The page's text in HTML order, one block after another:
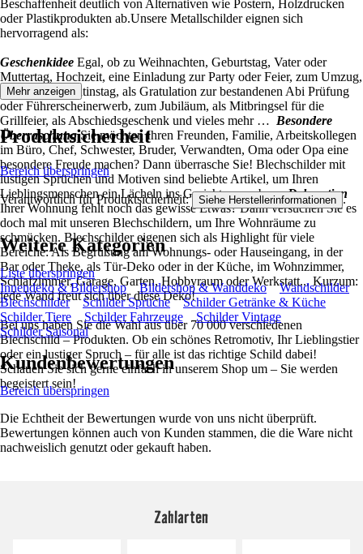
Beschaffenheit deutlich von Alternativen wie Postern, Holzdrucken
oder Plastikprodukten ab.Unsere Metallschilder eignen sich
hervorragend als:
Geschenkidee Egal, ob zu Weihnachten, Geburtstag, Vater oder
Muttertag, Hochzeit, eine Einladung zur Party oder Feier, zum Umzug,
Karneval, Valentinstag, als Gratulation zur bestandenen Abi Prüfung
oder Führerscheinerwerb, zum Jubiläum, als Mitbringsel für die
Grillfeier, als Abschiedsgeschenk und vieles mehr … Besondere
ÜberraschungSie möchten Ihren Freunden, Familie, Arbeitskollegen
im Büro, Chef, Schwester, Bruder, Verwandten, Oma oder Opa eine
besondere Freude machen? Dann überrasche Sie! Blechschilder mit
lustigen Sprüchen und Motiven sind beliebte Artikel, um Ihren
Lieblingsmenschen ein Lächeln ins Gesicht zu zaubern.Dekoration
Ihrer Wohnung fehlt noch das gewisse Etwas? Dann versuchen Sie es
doch mal mit unseren Blechschildern, um Ihre Wohnräume zu
schmücken. Blechschilder eigenen sich als Highlight für viele
Bereiche: Als Begrüßung am Wohnungs- oder Hauseingang, in der
Bar oder Theke, als Tür-Deko oder in der Küche, im Wohnzimmer,
Schlafzimmer, Garage, Garten, Hobbyraum oder Werkstatt... Kurzum:
jede Wand freut sich über diese Deko!
Bei uns haben Sie die Wahl aus über 70 000 verschiedenen
Blechschild – Produkten. Ob ein schönes Retromotiv, Ihr Lieblingstier
oder ein lustiger Spruch – für alle ist das richtige Schild dabei!
Schauen Sie sich gerne einfach in unserem Shop um – Sie werden
begeistert sein!
Mehr anzeigen
Produktsicherheit
Bereich überspringen
Verantwortlich für Produktsicherheit: Siehe Herstellerinformationen .
Weitere Kategorien
Liste überspringen
Innendeko & Bildershop
Bildershop & Wanddeko
Wandschilder
Blechschilder
Schilder Sprüche
Schilder Getränke & Küche
Schilder Tiere
Schilder Fahrzeuge
Schilder Vintage
Schilder Saisonal
Kundenbewertungen
Bereich überspringen
Die Echtheit der Bewertungen wurde von uns nicht überprüft.
Bewertungen können auch von Kunden stammen, die die Ware nicht
nachweislich genutzt oder gekauft haben.
Zahlarten